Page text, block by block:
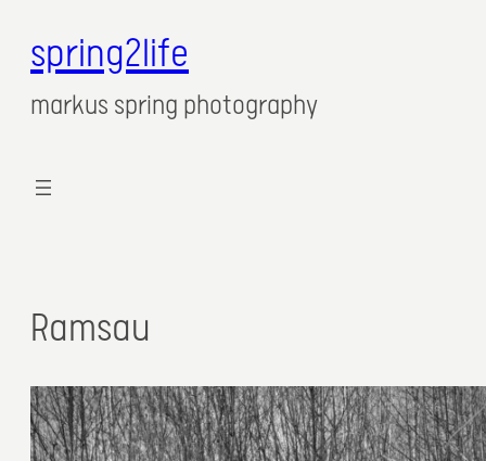
spring2life
markus spring photography
Ramsau